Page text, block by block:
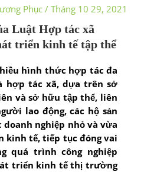
Phục/ Tháng 10 29, 2021
Luật Hợp tác xã
triển kinh tế tập thể
hình thức hợp tác đa
hợp tác xã, dựa trên sở
và sở hữu tập thể, liên
lao động, các hộ sản
nghiệp nhỏ và vừa
kinh tế, tiếp tục đóng vai
quá trình công nghiệp
triển kinh tế thị trường